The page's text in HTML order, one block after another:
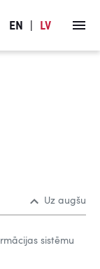
EN LV
Uz augšu
sistēmu